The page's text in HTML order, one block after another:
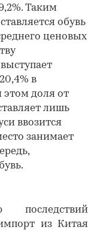
Таким
обувь
ценовых
в
доля от
лишь
ввозится
занимает
из Китая